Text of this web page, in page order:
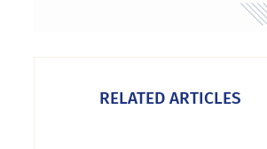
RELATED ARTICLES